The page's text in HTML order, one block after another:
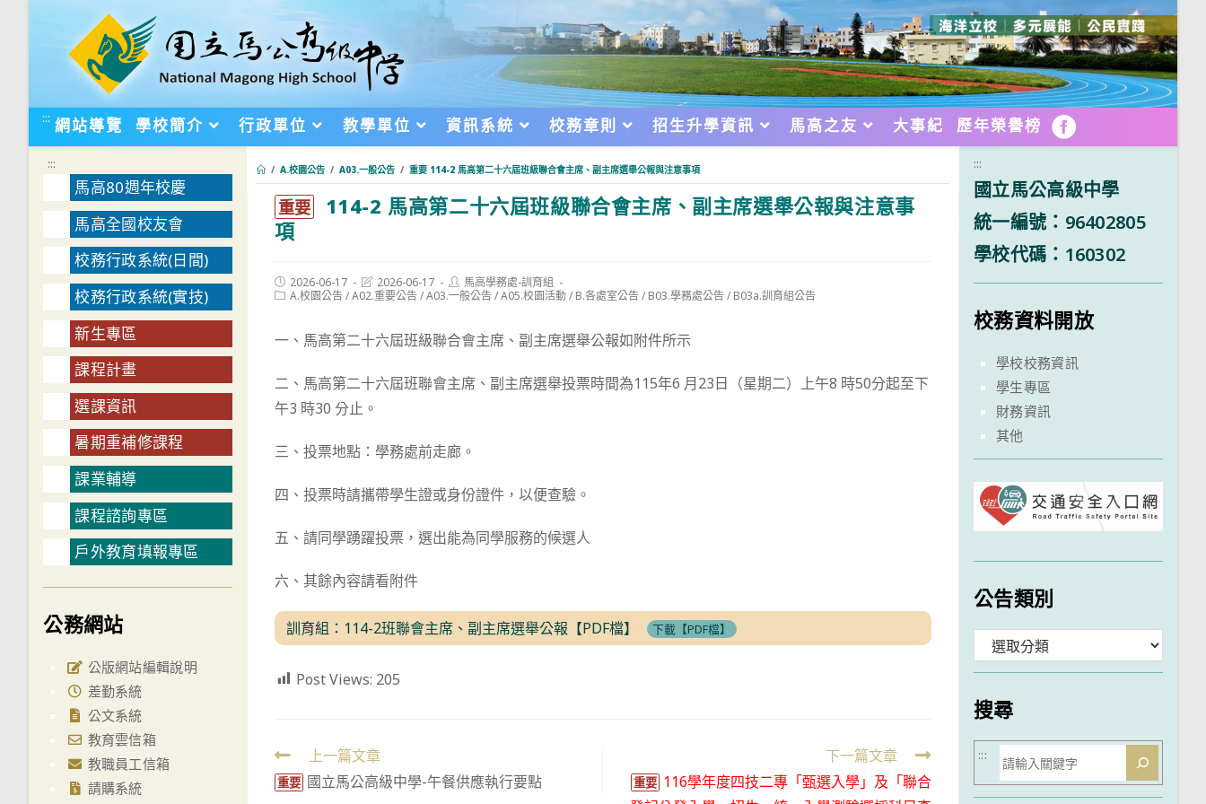
::: 網站導覽 學校簡介 行政單位 教學單位 資訊系統 校務章則 招生升學資訊 馬高之友 大事紀 歷年榮譽榜 FB
/ A.校園公告 / A03.一般公告 / 重要 114-2 馬高第二十六屆班級聯合會主席、副主席選舉公報與注意事項
重要
114-2 馬高第二十六屆班級聯合會主席、副主席選舉公報與注意事
項
Post
published:
2026-06-17
Post
last
2026-06-17
Post
author:
馬高學務處-訓育組
PostA.校園公告/A02.重要公告/A03.一般公告/A05.校園活動/ B.各處室公告/ B03.學務處公告/ B03a.訓育組公告
一、馬高第二十六屆班級聯合會主席、副主席選舉公報如附件所示
二、馬高第二十六屆班聯會主席、副主席選舉投票時間為115年6 月23日（星期二）上午8 時50分起至下
午3 時30 分止。
三、投票地點：學務處前走廊。
四、投票時請攜帶學生證或身份證件，以便查驗。
五、請同學踴躍投票，選出能為同學服務的候選人
六、其餘內容請看附件
訓育組：114-2班聯會主席、副主席選舉公報【PDF檔】 下載【PDF檔】
Post Views: 205
Read
more
上一篇文章
重要 國立馬公高級中學-午餐供應執行要點
下一篇文章
重要 116學年度四技二專「甄選入學」及「聯合
:::
馬高80週年校慶
馬高全國校友會
校務行政系統(日間)
校務行政系統(實技)
新生專區
課程計畫
選課資訊
暑期重補修課程
課業輔導
課程諮詢專區
戶外教育填報專區
公務網站
公版網站編輯說明
差勤系統
公文系統
教育雲信箱
教職員工信箱
請購系統
:::
國立馬公高級中學
統一編號：96402805
學校代碼：160302
校務資料開放
學校校務資訊
學生專區
財務資訊
其他
公告類別
類
搜尋
搜
尋
:::